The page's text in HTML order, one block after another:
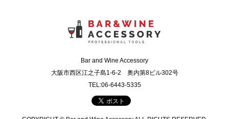
Bar and Wine Accessory
大阪市西区江之子島1-6-2 奥内第8ビル302号
TEL:06-6443-5335